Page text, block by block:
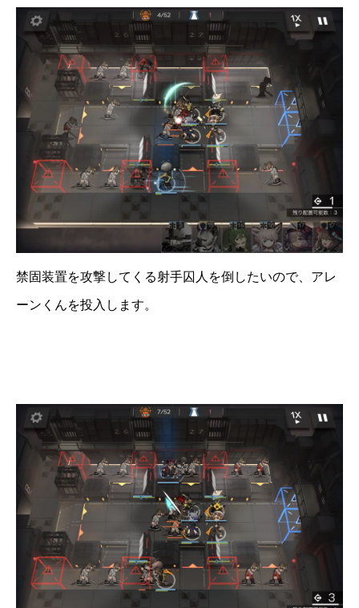
禁固装置を攻撃してくる射手囚人を倒したいので、アレ
ーンくんを投入します。